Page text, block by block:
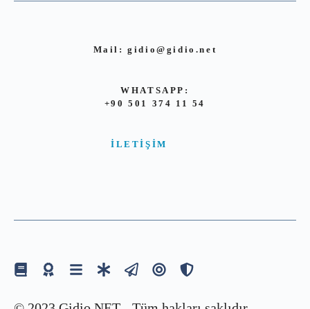
Mail: gidio@gidio.net
WHATSAPP:
+90 501 374 11 54
İLETIŞIM